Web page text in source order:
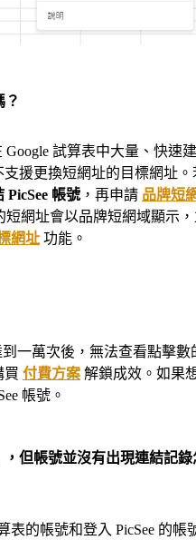
？
試算表中大量、快速
援更換短網址的目標網址。
PicSee 帳號，再申請 品牌短
短網址會以品牌短網域顯示
網址 功能。
一萬次後，無法查看點擊數
買 付費方案 解鎖成效。如果
帳號。
但帳號並沒有出現連結記錄
表的帳號和登入 PicSee 的帳